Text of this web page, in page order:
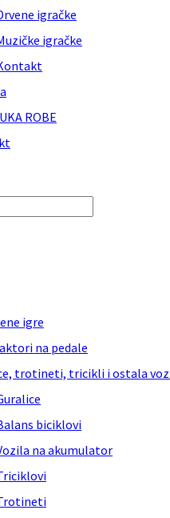
igračke
igračke
ROBE
igre
na pedale
trotineti, tricikli i ostala
biciklovi
na akumulator